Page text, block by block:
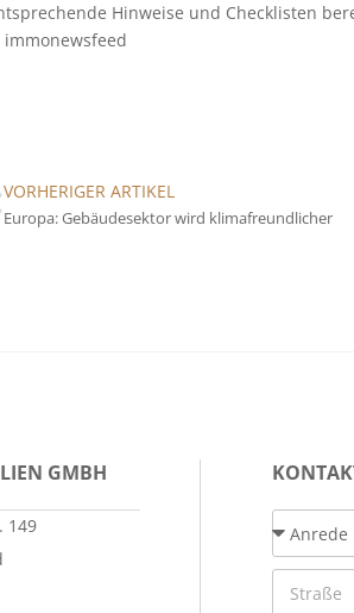
Hinweise und Checklisten
VORHERIGER ARTIKEL
Europa: Gebäudesektor wird klimafreundlicher
GMBH
149